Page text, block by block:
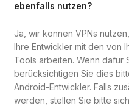
ebenfalls nutzen?
Ja, wir können VPNs
Ihre Entwickler mit den von
Tools arbeiten. Wenn dafür
berücksichtigen Sie dies
Android-Entwickler. Falls
werden, stellen Sie bitte